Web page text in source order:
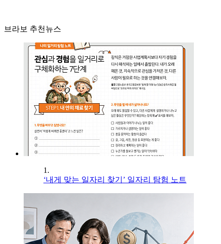
브라보 추천뉴스
1.
‘내게 맞는 일자리 찾기’ 일자리 탐험 노트